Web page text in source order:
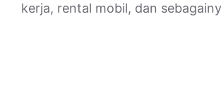
kerja, rental mobil, dan